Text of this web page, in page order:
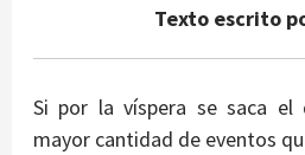
Texto escrito
Si por la víspera se saca el
mayor cantidad de eventos